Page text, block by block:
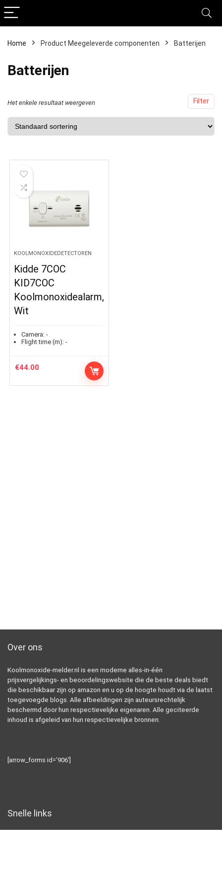
Home Product Meegeleverde componenten ‎Batterijen
‎Batterijen
Filter
Het enkele resultaat weergeven
KOOLMONOXIDEDETECTOREN
Kidde 7COC
KID7COC
Koolmonoxidealarm,
Wit
Camera: -
Flight time (m): -
€44.00
Over ons
Koolmonoxide-melder.nl is een moderne alles-in-één
prijsvergelijkings- en beoordelingswebsite die de beste deals biedt
die beschikbaar zijn op amazon en u op de hoogte houdt via de laatst
toegevoegde blogs. Alle afbeeldingen zijn auteursrechtelijk
beschermd door hun respectievelijke eigenaren. Alle geciteerde
inhoud is afgeleid van hun respectievelijke bronnen.
[arrow_forms id=’906′]
Snelle links